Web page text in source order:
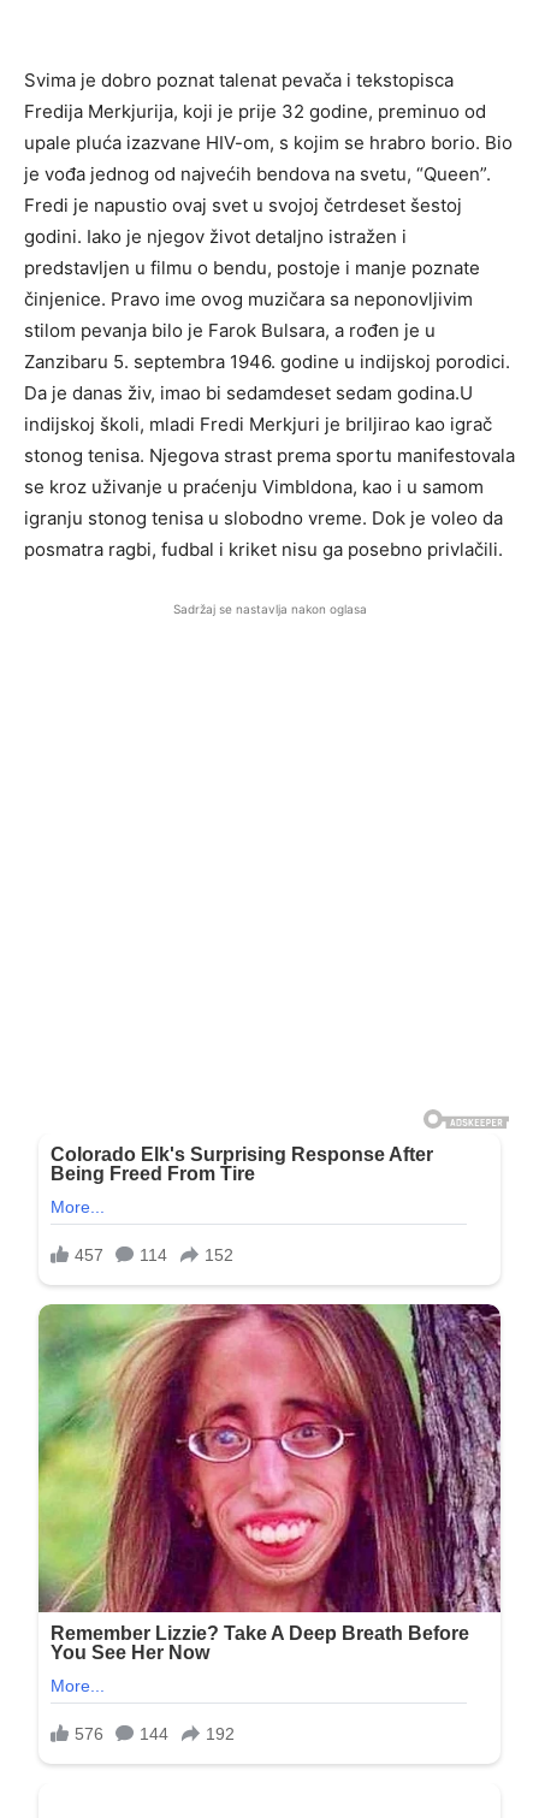
Svima je dobro poznat talenat pevača i tekstopisca
Fredija Merkjurija, koji je prije 32 godine, preminuo od
upale pluća izazvane HIV-om, s kojim se hrabro borio. Bio
je vođa jednog od najvećih bendova na svetu, “Queen”.
Fredi je napustio ovaj svet u svojoj četrdeset šestoj
godini. Iako je njegov život detaljno istražen i
predstavljen u filmu o bendu, postoje i manje poznate
činjenice. Pravo ime ovog muzičara sa neponovljivim
stilom pevanja bilo je Farok Bulsara, a rođen je u
Zanzibaru 5. septembra 1946. godine u indijskoj porodici.
Da je danas živ, imao bi sedamdeset sedam godina.U
indijskoj školi, mladi Fredi Merkjuri je briljirao kao igrač
stonog tenisa. Njegova strast prema sportu manifestovala
se kroz uživanje u praćenju Vimbldona, kao i u samom
igranju stonog tenisa u slobodno vreme. Dok je voleo da
posmatra ragbi, fudbal i kriket nisu ga posebno privlačili.
Sadržaj se nastavlja nakon oglasa